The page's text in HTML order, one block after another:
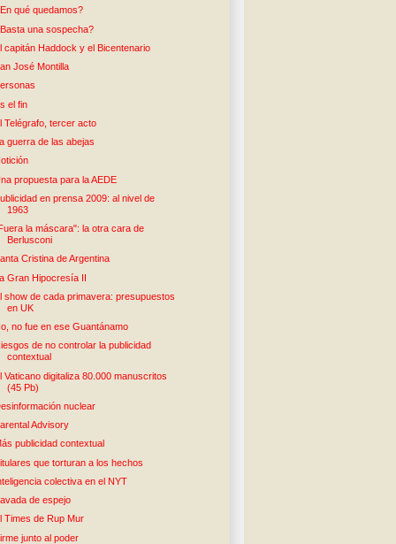
qué quedamos?
una sospecha?
capitán Haddock y el Bicentenario
José Montilla
el fin
Telégrafo, tercer acto
guerra de las abejas
propuesta para la AEDE
en prensa 2009: al nivel de
1963
la máscara": la otra cara de
Berlusconi
Cristina de Argentina
Gran Hipocresía II
show de cada primavera: presupuestos
en UK
no fue en ese Guantánamo
de no controlar la publicidad
contextual
Vaticano digitaliza 80.000 manuscritos
(45 Pb)
nuclear
Advisory
publicidad contextual
que torturan a los hechos
colectiva en el NYT
de espejo
Times de Rup Mur
junto al poder